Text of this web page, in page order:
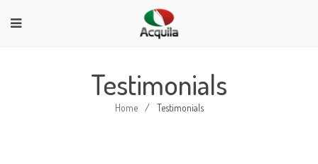
Testimonials
Home / Testimonials